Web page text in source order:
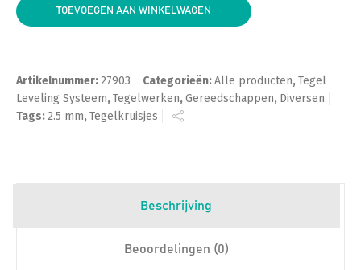
TOEVOEGEN AAN WINKELWAGEN
Artikelnummer:27903 Categorieën:Alle producten,Tegel
Leveling Systeem,Tegelwerken,Gereedschappen, Diversen
Tags:2.5 mm,Tegelkruisjes
Beschrijving
Beoordelingen (0)